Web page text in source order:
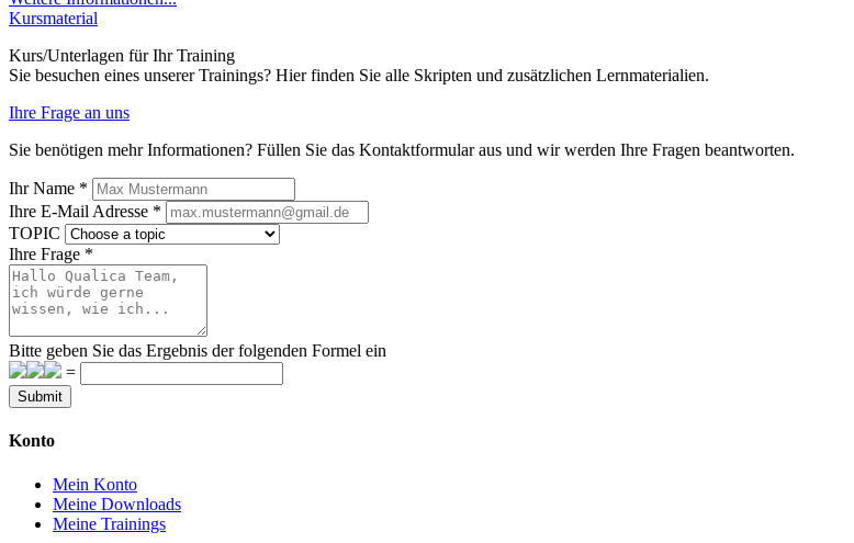
Kursmaterial
Kurs/Unterlagen für Ihr Training
Sie besuchen eines unserer Trainings? Hier finden Sie alle Skripten und zusätzlichen Lernmaterialien.
Ihre Frage an uns
Sie benötigen mehr Informationen? Füllen Sie das Kontaktformular aus und wir werden Ihre Fragen beantworten.
Ihr Name *
Ihre E-Mail Adresse *
TOPIC
Ihre Frage *
Bitte geben Sie das Ergebnis der folgenden Formel ein
=
Submit
Konto
Mein Konto
Meine Downloads
Meine Trainings